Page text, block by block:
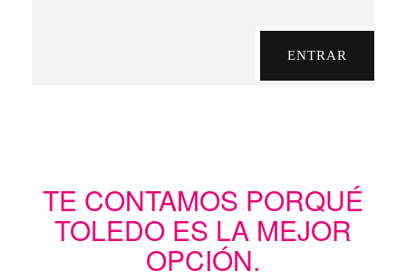
ENTRAR
TE CONTAMOS PORQUÉ
TOLEDO ES LA MEJOR
OPCIÓN.